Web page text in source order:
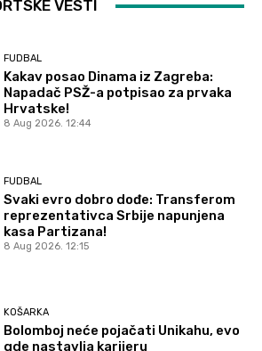
VESTI
FUDBAL
Kakav posao Dinama iz Zagreba:
Napadač PSŽ-a potpisao za prvaka
Hrvatske!
8 Aug 2026. 12:44
FUDBAL
Svaki evro dobro dođe: Transferom
reprezentativca Srbije napunjena
kasa Partizana!
8 Aug 2026. 12:15
KOŠARKA
Bolomboj neće pojačati Unikahu, evo
gde nastavlja karijeru